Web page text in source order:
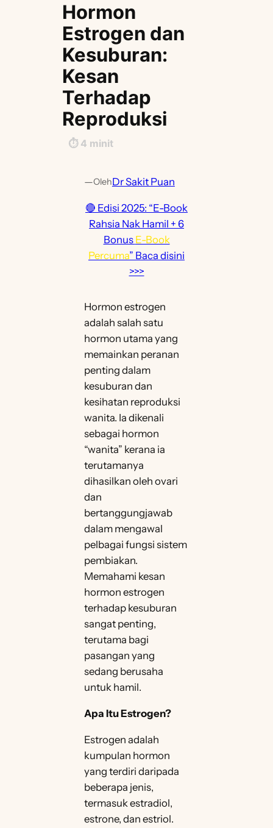
Hormon
Estrogen dan
Kesuburan:
Kesan
Terhadap
Reproduksi
⏱️ 4 minit
—OlehDr Sakit Puan
🔴 Edisi 2025: “E-Book
Rahsia Nak Hamil + 6
Bonus E-Book
Percuma” Baca disini
>>>
Hormon estrogen
adalah salah satu
hormon utama yang
memainkan peranan
penting dalam
kesuburan dan
kesihatan reproduksi
wanita. Ia dikenali
sebagai hormon
“wanita” kerana ia
terutamanya
dihasilkan oleh ovari
dan
bertanggungjawab
dalam mengawal
pelbagai fungsi sistem
pembiakan.
Memahami kesan
hormon estrogen
terhadap kesuburan
sangat penting,
terutama bagi
pasangan yang
sedang berusaha
untuk hamil.
Apa Itu Estrogen?
Estrogen adalah
kumpulan hormon
yang terdiri daripada
beberapa jenis,
termasuk estradiol,
estrone, dan estriol.